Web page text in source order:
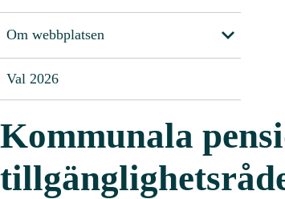
Om webbplatsen
Val 2026
Kommunala